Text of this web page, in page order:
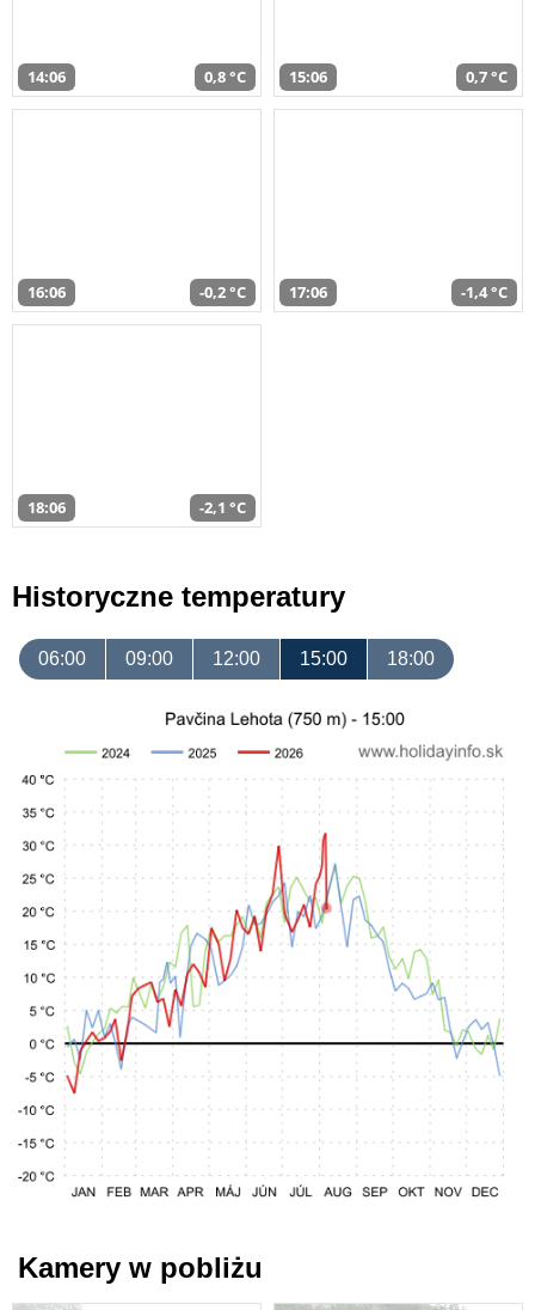
14:06 0,8 °C 15:06 0,7 °C
16:06 -0,2 °C 17:06 -1,4 °C
18:06 -2,1 °C
Historyczne temperatury
06:00 09:00 12:00 15:00 18:00
Kamery w pobliżu